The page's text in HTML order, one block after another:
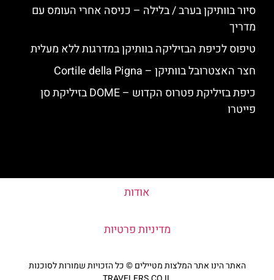
סיור בוותיקן בערב / בלילה – כניסה אחרי העומס עם
מדריך
טיפוס לכיפת הבזיליקה בוותיקן במדרגות ללא מעלית
חצר האצטרובל בוותיקן – Cortile della Pigna
כיפת בזיליקת פטרוס הקדוש – DOME בזיליקת סן
פייטרו
אודות
מדיניות פרטיות
האתר הינו אתר המלצות מטיילים © כל הזכויות שמורות לסוכנות